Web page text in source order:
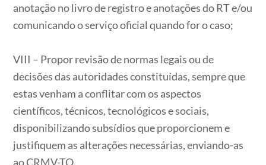
anotação no livro de registro e anotações do RT e/ou
comunicando o serviço oficial quando for o caso;
VIII – Propor revisão de normas legais ou de
decisões das autoridades constituídas, sempre que
estas venham a conflitar com os aspectos
científicos, técnicos, tecnológicos e sociais,
disponibilizando subsídios que proporcionem e
justifiquem as alterações necessárias, enviando-as
ao CRMV-TO.